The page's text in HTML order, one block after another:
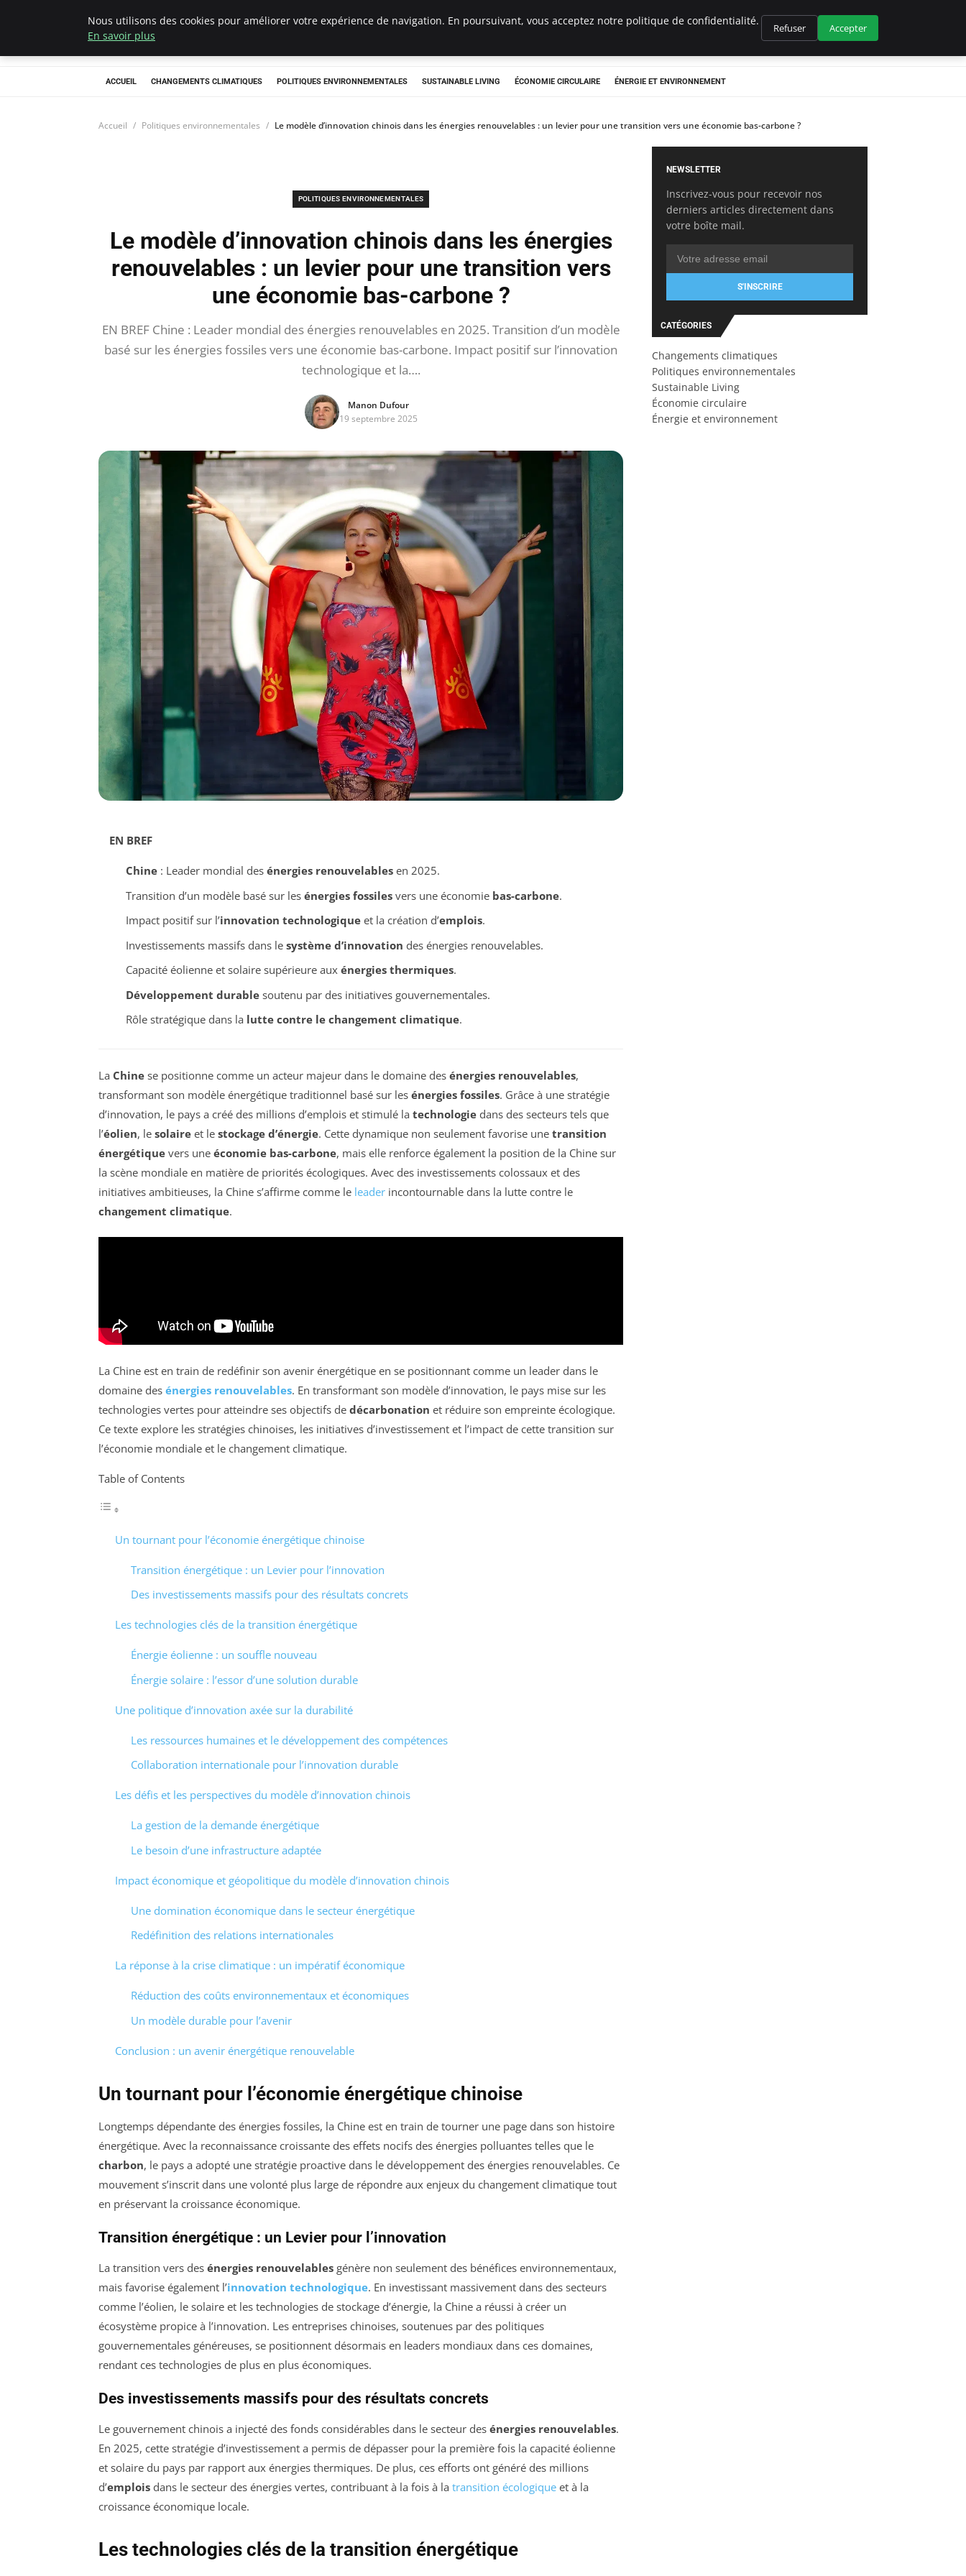
Climategatecountryclub.com
ACCUEIL CHANGEMENTS CLIMATIQUES POLITIQUES ENVIRONNEMENTALES SUSTAINABLE LIVING ÉCONOMIE CIRCULAIRE ÉNERGIE ET ENVIRONNEMENT
Accueil Politiques environnementales Le modèle d’innovation chinois dans les énergies renouvelables : un levier pour une transition vers une économie bas-carbone ?
POLITIQUES ENVIRONNEMENTALES
Le modèle d’innovation chinois dans les énergies
renouvelables : un levier pour une transition vers
une économie bas-carbone ?
EN BREF Chine : Leader mondial des énergies renouvelables en 2025. Transition d’un modèle
basé sur les énergies fossiles vers une économie bas-carbone. Impact positif sur l’innovation
technologique et la….
Manon Dufour
19 septembre 2025
EN BREF
Chine: Leader mondial des énergies renouvelablesen 2025.
Transition d’un modèle basé sur les énergies fossilesvers une économie bas-carbone.
Impact positif sur l’innovation technologiqueet la création d’emplois.
Investissements massifs dans le système d’innovation des énergies renouvelables.
Capacité éolienne et solaire supérieure aux énergies thermiques.
Développement durablesoutenu par des initiatives gouvernementales.
Rôle stratégique dans la lutte contre le changement climatique.
La Chine se positionne comme un acteur majeur dans le domaine des énergies renouvelables,
transformant son modèle énergétique traditionnel basé sur les énergies fossiles. Grâce à une stratégie
d’innovation, le pays a créé des millions d’emplois et stimulé la technologie dans des secteurs tels que
l’éolien, le solaire et le stockage d’énergie. Cette dynamique non seulement favorise une transition
énergétique vers une économie bas-carbone, mais elle renforce également la position de la Chine sur
la scène mondiale en matière de priorités écologiques. Avec des investissements colossaux et des
initiatives ambitieuses, la Chine s’affirme comme le leader incontournable dans la lutte contre le
changement climatique.
La Chine est en train de redéfinir son avenir énergétique en se positionnant comme un leader dans le
domaine des énergies renouvelables. En transformant son modèle d’innovation, le pays mise sur les
technologies vertes pour atteindre ses objectifs de décarbonation et réduire son empreinte écologique.
Ce texte explore les stratégies chinoises, les initiatives d’investissement et l’impact de cette transition sur
l’économie mondiale et le changement climatique.
Table of Contents
Un tournant pour l’économie énergétique chinoise
Transition énergétique : un Levier pour l’innovation
Des investissements massifs pour des résultats concrets
Les technologies clés de la transition énergétique
Énergie éolienne : un souffle nouveau
Énergie solaire : l’essor d’une solution durable
Une politique d’innovation axée sur la durabilité
Les ressources humaines et le développement des compétences
Collaboration internationale pour l’innovation durable
Les défis et les perspectives du modèle d’innovation chinois
La gestion de la demande énergétique
Le besoin d’une infrastructure adaptée
Impact économique et géopolitique du modèle d’innovation chinois
Une domination économique dans le secteur énergétique
Redéfinition des relations internationales
La réponse à la crise climatique : un impératif économique
Réduction des coûts environnementaux et économiques
Un modèle durable pour l’avenir
Conclusion : un avenir énergétique renouvelable
Un tournant pour l’économie énergétique chinoise
Longtemps dépendante des énergies fossiles, la Chine est en train de tourner une page dans son histoire
énergétique. Avec la reconnaissance croissante des effets nocifs des énergies polluantes telles que le
charbon, le pays a adopté une stratégie proactive dans le développement des énergies renouvelables. Ce
mouvement s’inscrit dans une volonté plus large de répondre aux enjeux du changement climatique tout
en préservant la croissance économique.
Transition énergétique : un Levier pour l’innovation
La transition vers des énergies renouvelables génère non seulement des bénéfices environnementaux,
mais favorise également l’innovation technologique. En investissant massivement dans des secteurs
comme l’éolien, le solaire et les technologies de stockage d’énergie, la Chine a réussi à créer un
écosystème propice à l’innovation. Les entreprises chinoises, soutenues par des politiques
gouvernementales généreuses, se positionnent désormais en leaders mondiaux dans ces domaines,
rendant ces technologies de plus en plus économiques.
Des investissements massifs pour des résultats concrets
Le gouvernement chinois a injecté des fonds considérables dans le secteur des énergies renouvelables.
En 2025, cette stratégie d’investissement a permis de dépasser pour la première fois la capacité éolienne
et solaire du pays par rapport aux énergies thermiques. De plus, ces efforts ont généré des millions
d’emplois dans le secteur des énergies vertes, contribuant à la fois à la transition écologique et à la
croissance économique locale.
Les technologies clés de la transition énergétique
NEWSLETTER
Inscrivez-vous pour recevoir nos
derniers articles directement dans
votre boîte mail.
S'INSCRIRE
CATÉGORIES
Changements climatiques
Politiques environnementales
Sustainable Living
Économie circulaire
Énergie et environnement
Nous utilisons des cookies pour améliorer votre expérience de navigation. En poursuivant, vous acceptez notre politique de confidentialité.
En savoir plus
Refuser Accepter